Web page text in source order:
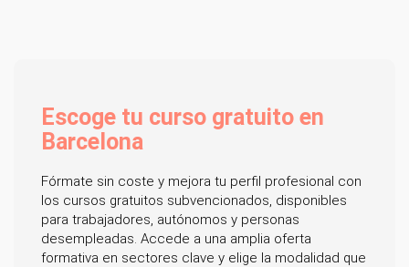
Escoge tu curso gratuito en
Barcelona
Fórmate sin coste y mejora tu perfil profesional con
los cursos gratuitos subvencionados, disponibles
para trabajadores, autónomos y personas
desempleadas. Accede a una amplia oferta
formativa en sectores clave y elige la modalidad que